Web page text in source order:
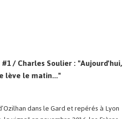
/ Charles Soulier : "Aujourd'hui,
lève le matin..."
dans le Gard et repérés à Lyon